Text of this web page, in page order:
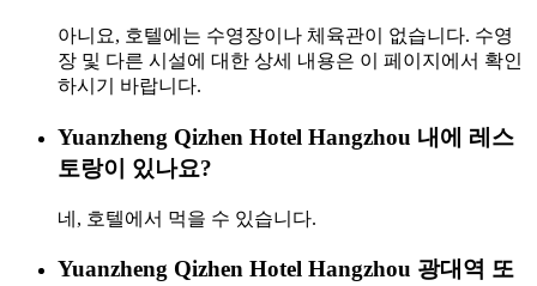
아니요, 호텔에는 수영장이나 체육관이 없습니다. 수영
장 및 다른 시설에 대한 상세 내용은 이 페이지에서 확인
하시기 바랍니다.
Yuanzheng Qizhen Hotel Hangzhou 내에 레스
토랑이 있나요?
네, 호텔에서 먹을 수 있습니다.
Yuanzheng Qizhen Hotel Hangzhou 광대역 또